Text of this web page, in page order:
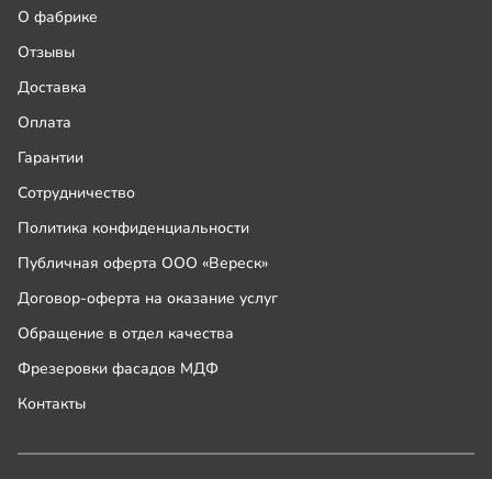
О фабрике
Отзывы
Доставка
Оплата
Гарантии
Сотрудничество
Политика конфиденциальности
Публичная оферта ООО «Вереск»
Договор-оферта на оказание услуг
Обращение в отдел качества
Фрезеровки фасадов МДФ
Контакты